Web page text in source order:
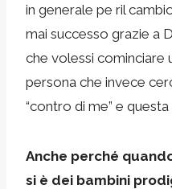
in generale pe ril
mai successo grazie a
che volessi cominciare
persona che invece
“contro di me” e
Anche perché
si è dei bambini